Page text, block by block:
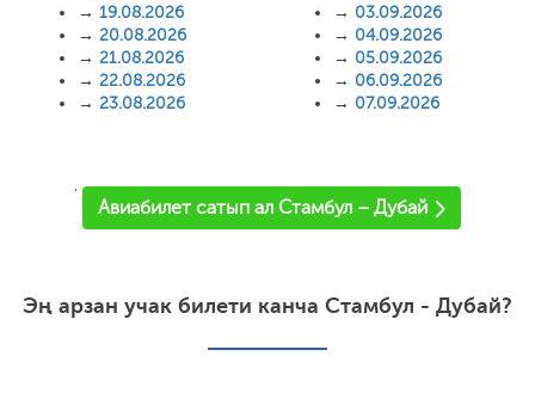
→ 19.08.2026
→ 20.08.2026
→ 21.08.2026
→ 22.08.2026
→ 23.08.2026
→ 03.09.2026
→ 04.09.2026
→ 05.09.2026
→ 06.09.2026
→ 07.09.2026
'
Авиабилет сатып ал Стамбул – Дубай
Эң арзан учак билети канча Стамбул - Дубай?